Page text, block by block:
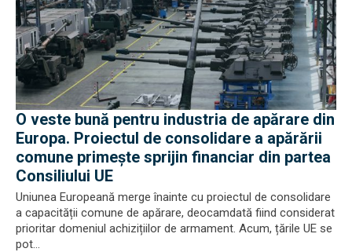
O veste bună pentru industria de apărare din
Europa. Proiectul de consolidare a apărării
comune primește sprijin financiar din partea
Consiliului UE
Uniunea Europeană merge înainte cu proiectul de consolidare
a capacității comune de apărare, deocamdată fiind considerat
prioritar domeniul achizițiilor de armament. Acum, țările UE se
pot...